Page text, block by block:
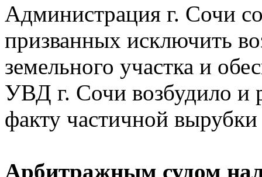
Администрация г. Сочи
призванных исключить
земельного участка и
УВД г. Сочи возбудило и
факту частичной
Арбитражным судом